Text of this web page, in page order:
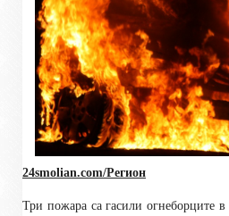
24smolian.com/Регион
Три пожара са гасили огнеборците